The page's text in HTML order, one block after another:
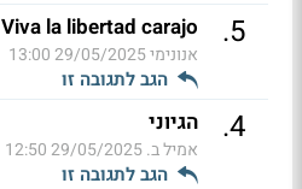
5
. Viva la libertad carajo (ל"ת)
אנונימי29/05/2025 13:00
הגב לתגובה זו
4
. הגיוני
אמיל ב.29/05/2025 12:50
הגב לתגובה זו